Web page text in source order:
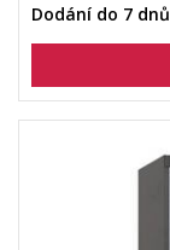
Dodání do 7 dnů